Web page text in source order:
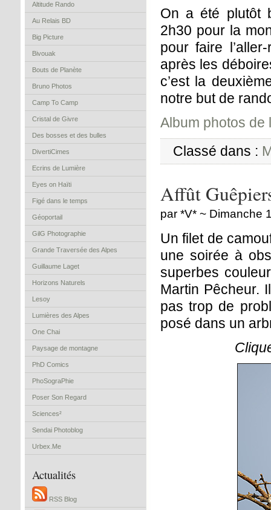
Altitude Rando
Au Relais BD
Big Picture
Bivouak
Bouts de Planète
Bruno Photos
Camp To Camp
Cristal de Givre
Des bosses et des bulles
DivertiCimes
Ecrins de Lumière
Eyes on Haïti
Figé dans le temps
Géoportail
GilG Photographie
Grande Traversée des Alpes
Guillaume Laget
Horizons Naturels
Lesoy
Lumières des Alpes
One Chai
Paysage de montagne
PhD Comics
PhoSograPhie
Poser Son Regard
Sciences²
Sendai Photoblog
Urbex.Me
Actualités
RSS Blog
On a été plutôt
2h30 pour la
pour faire
après les
c’est la
notre but de
Album photos de
Classé dans :
Affût
par *V* ~ Dimanche
Un filet de
une soirée à
superbes
Martin Pêcheur.
pas trop de
posé dans un